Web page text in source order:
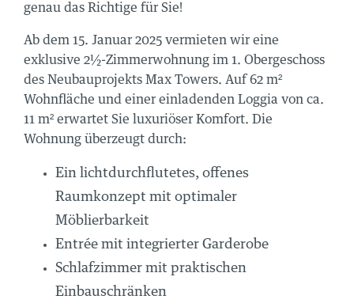
genau das Richtige für Sie!
Ab dem 15. Januar 2025 vermieten wir eine
exklusive 2½-Zimmerwohnung im 1. Obergeschoss
des Neubauprojekts Max Towers. Auf 62 m²
Wohnfläche und einer einladenden Loggia von ca.
11 m² erwartet Sie luxuriöser Komfort. Die
Wohnung überzeugt durch:
Ein lichtdurchflutetes, offenes
Raumkonzept mit optimaler
Möblierbarkeit
Entrée mit integrierter Garderobe
Schlafzimmer mit praktischen
Einbauschränken